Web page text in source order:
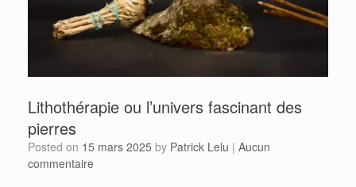
Lithothérapie ou l’univers fascinant des
pierres
Posted on 15 mars 2025 by Patrick Lelu | Aucun
commentaire